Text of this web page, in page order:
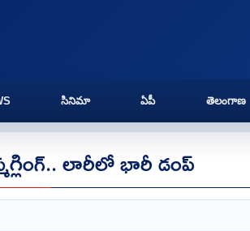
సినిమా ఏపీ తెలంగాణ
లారీలో భారీ డంప్